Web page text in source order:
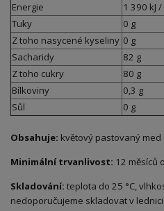
Energie
1 390 kJ
Tuky
0 g
Z toho nasycené kyseliny 0 g
Sacharidy
82 g
Z toho cukry
80 g
Bílkoviny
0,3 g
Sůl
0 g
Obsahuje: květový pastovaný med
Minimální trvanlivost: 12 měsíců
Skladování: teplota do 25 °C,
nedoporučujeme skladovat v lednici